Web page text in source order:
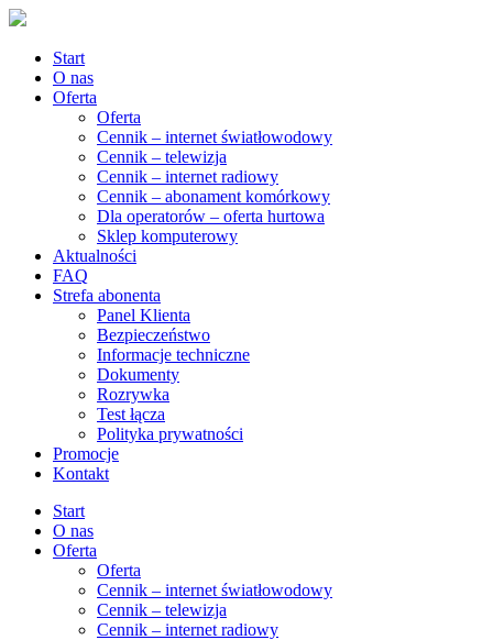
Start
O nas
Oferta
Oferta
Cennik – internet światłowodowy
Cennik – telewizja
Cennik – internet radiowy
Cennik – abonament komórkowy
Dla operatorów – oferta hurtowa
Sklep komputerowy
Aktualności
FAQ
Strefa abonenta
Panel Klienta
Bezpieczeństwo
Informacje techniczne
Dokumenty
Rozrywka
Test łącza
Polityka prywatności
Promocje
Kontakt
Start
O nas
Oferta
Oferta
Cennik – internet światłowodowy
Cennik – telewizja
Cennik – internet radiowy